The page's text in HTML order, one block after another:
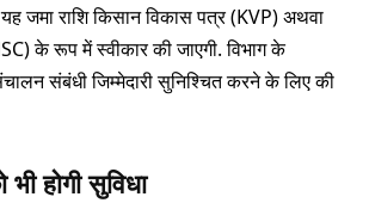
यह जमा राशि किसान विकास पत्र (KVP) अथवा
के रूप में स्वीकार की जाएगी. विभाग के
संबंधी जिम्मेदारी सुनिश्चित करने के लिए की
होगी सुविधा